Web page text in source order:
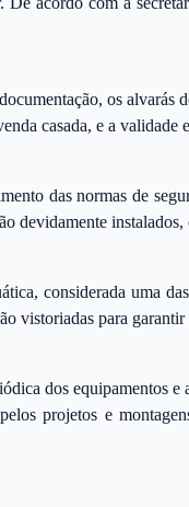
os
casada, e a
das normas de
devidamente
considerada uma
vistoriadas para
dos equipamentos
projetos e